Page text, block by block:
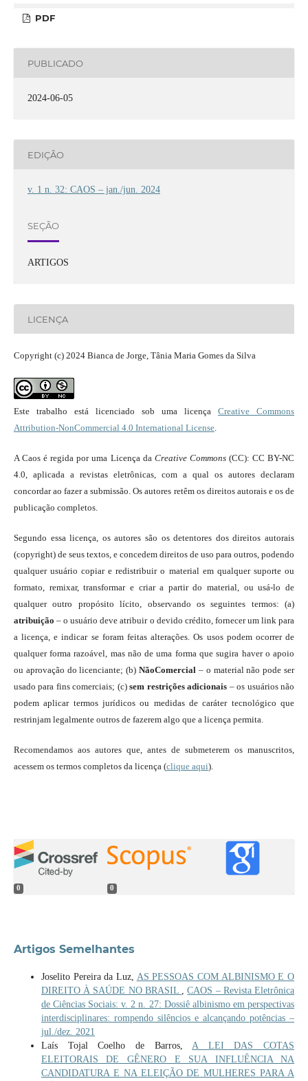
PDF
PUBLICADO
2024-06-05
EDIÇÃO
v. 1 n. 32: CAOS – jan./jun. 2024
SEÇÃO
ARTIGOS
LICENÇA
Copyright (c) 2024 Bianca de Jorge, Tânia Maria Gomes da Silva
Este trabalho está licenciado sob uma licençaCreative Commons
Attribution-NonCommercial 4.0 International License.
A Caos é regida por uma Licença da Creative Commons(CC): CC BY-NC
4.0, aplicada a revistas eletrônicas, com a qual os autores declaram
concordar ao fazer a submissão. Os autores retêm os direitos autorais e os de
publicação completos.
Segundo essa licença, os autores são os detentores dos direitos autorais
(copyright) de seus textos, e concedem direitos de uso para outros, podendo
qualquer usuário copiar e redistribuir o material em qualquer suporte ou
formato, remixar, transformar e criar a partir do material, ou usá-lo de
qualquer outro propósito lícito, observando os seguintes termos: (a)
atribuição – o usuário deve atribuir o devido crédito, fornecer um link para
a licença, e indicar se foram feitas alterações. Os usos podem ocorrer de
qualquer forma razoável, mas não de uma forma que sugira haver o apoio
ou aprovação do licenciante; (b)NãoComercial – o material não pode ser
usado para fins comerciais; (c)sem restrições adicionais – os usuários não
podem aplicar termos jurídicos ou medidas de caráter tecnológico que
restrinjam legalmente outros de fazerem algo que a licença permita.
Recomendamos aos autores que, antes de submeterem os manuscritos,
acessem os termos completos da licença (clique aqui).
0 0
Artigos Semelhantes
Joselito Pereira da Luz, AS PESSOAS COM ALBINISMO E O
DIREITO À SAÚDE NO BRASIL ,CAOS – Revista Eletrônica
de Ciências Sociais: v. 2 n. 27: Dossiê albinismo em perspectivas
interdisciplinares: rompendo silêncios e alcançando potências –
jul./dez. 2021
Laís Tojal Coelho de Barros,A LEI DAS COTAS
ELEITORAIS DE GÊNERO E SUA INFLUÊNCIA NA
CANDIDATURA E NA ELEIÇÃO DE MULHERES PARA A